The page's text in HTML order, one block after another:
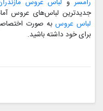
رامسرو لباس عروس
جدیدترین لباس‌های عروس
لباس عروس به صورت
برای خود داشته باشید.